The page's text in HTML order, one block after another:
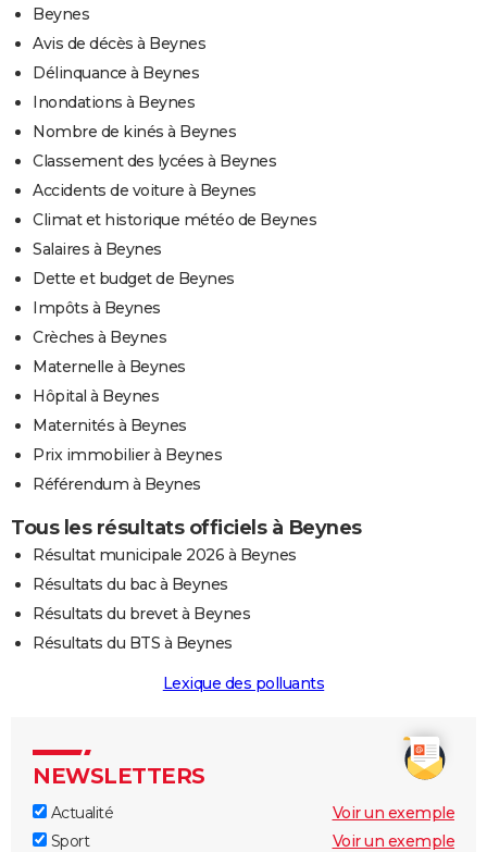
Beynes
Avis de décès à Beynes
Délinquance à Beynes
Inondations à Beynes
Nombre de kinés à Beynes
Classement des lycées à Beynes
Accidents de voiture à Beynes
Climat et historique météo de Beynes
Salaires à Beynes
Dette et budget de Beynes
Impôts à Beynes
Crèches à Beynes
Maternelle à Beynes
Hôpital à Beynes
Maternités à Beynes
Prix immobilier à Beynes
Référendum à Beynes
Tous les résultats officiels à Beynes
Résultat municipale 2026 à Beynes
Résultats du bac à Beynes
Résultats du brevet à Beynes
Résultats du BTS à Beynes
Lexique des polluants
NEWSLETTERS
Actualité
Voir un exemple
Sport
Voir un exemple